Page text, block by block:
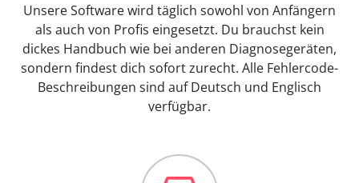
Unsere Software wird täglich sowohl von Anfängern
als auch von Profis eingesetzt. Du brauchst kein
dickes Handbuch wie bei anderen Diagnosegeräten,
sondern findest dich sofort zurecht. Alle Fehlercode-
Beschreibungen sind auf Deutsch und Englisch
verfügbar.